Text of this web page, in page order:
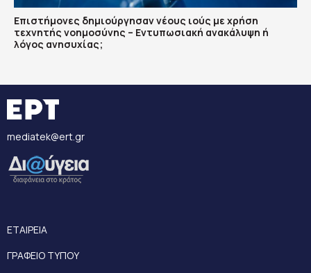
Επιστήμονες δημιούργησαν νέους ιούς με χρήση
τεχνητής νοημοσύνης – Εντυπωσιακή ανακάλυψη ή
λόγος ανησυχίας;
mediatek@ert.gr
ΕΤΑΙΡΕΙΑ
ΓΡΑΦΕΙΟ ΤΥΠΟΥ